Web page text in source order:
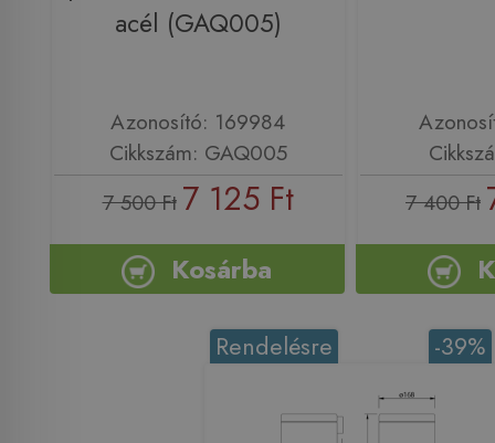
acél (GAQ005)
Azonosító: 169984
Cikkszám: GAQ005
7 500 Ft 7 125 Ft
Kosárba
7 400 Ft
-39%
Rendelésre